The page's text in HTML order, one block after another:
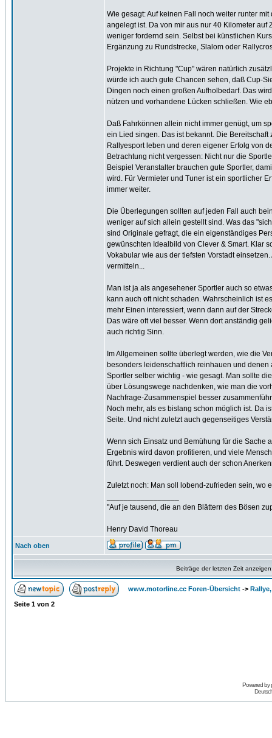
Wie gesagt: Auf keinen Fall noch weiter runter
angelegt ist. Da von mir aus nur 40 Kilometer
weniger fordernd sein. Selbst bei künstlichen
Ergänzung zu Rundstrecke, Slalom oder
Projekte in Richtung "Cup" wären natürlich
würde ich auch gute Chancen sehen, daß Cup-
Dingen noch einen großen Aufholbedarf. Das
nützen und vorhandene Lücken schließen. Wie
Daß Fahrkönnen allein nicht immer genügt, um
ein Lied singen. Das ist bekannt. Die
Rallyesport leben und deren eigener Erfolg von
Betrachtung nicht vergessen: Nicht nur die
Beispiel Veranstalter brauchen gute Sportler,
wird. Für Vermieter und Tuner ist ein sportlicher
immer weiter.
Die Überlegungen sollten auf jeden Fall auch
weniger auf sich allein gestellt sind. Was das
sind Originale gefragt, die ein eigenständiges
gewünschten Idealbild von Clever & Smart. Klar
Vokabular wie aus der tiefsten Vorstadt
vermitteln...
Man ist ja als angesehener Sportler auch so
kann auch oft nicht schaden. Wahrscheinlich ist
mehr Einen interessiert, wenn dann auf der
Das wäre oft viel besser. Wenn dort anständig
auch richtig Sinn.
Im Allgemeinen sollte überlegt werden, wie die
besonders leidenschaftlich reinhauen und
Sportler selber wichtig - wie gesagt. Man sollte
über Lösungswege nachdenken, wie man die
Nachfrage-Zusammenspiel besser
Noch mehr, als es bislang schon möglich ist. Da
Seite. Und nicht zuletzt auch gegenseitiges
Wenn sich Einsatz und Bemühung für die Sache
Ergebnis wird davon profitieren, und viele
führt. Deswegen verdient auch der schon
Zuletzt noch: Man soll lobend-zufrieden sein, wo
"Auf je tausend, die an den Blättern des Bösen
Henry David Thoreau
Nach oben
Beiträge der letzten Zeit
www.motorline.cc Foren-Übersicht ->
Seite 1 von 2
Powered by